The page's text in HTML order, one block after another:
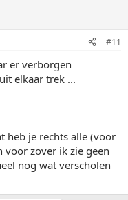
#11
er verborgen
elkaar trek ...
heb je rechts alle (voor
voor zover ik zie geen
nog wat verscholen